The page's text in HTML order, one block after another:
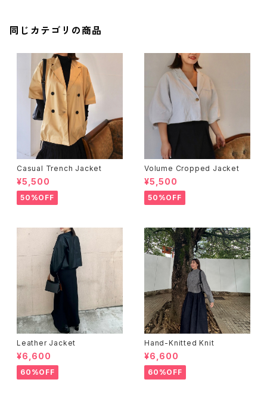
同じカテゴリの商品
Casual Trench Jacket
¥5,500
50%OFF
Volume Cropped Jacket
¥5,500
50%OFF
Leather Jacket
¥6,600
60%OFF
Hand-Knitted Knit
¥6,600
60%OFF